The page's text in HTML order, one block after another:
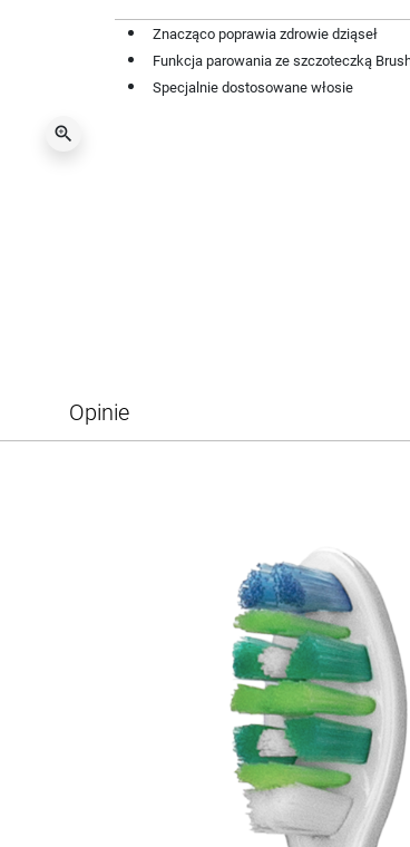
zoom_in
Znacząco poprawia zdrowie dziąseł
Funkcja parowania ze szczoteczką
Specjalnie dostosowane włosie
Opinie